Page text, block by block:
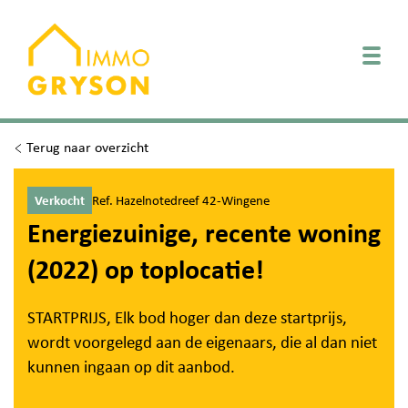
Terug naar overzicht
Verkocht Ref. Hazelnotedreef 42-Wingene
Energiezuinige, recente woning
(2022) op toplocatie!
STARTPRIJS, Elk bod hoger dan deze startprijs,
wordt voorgelegd aan de eigenaars, die al dan niet
kunnen ingaan op dit aanbod.